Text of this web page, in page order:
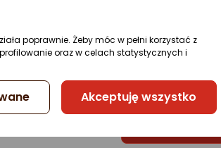
Sprzedaje i wysyła
5 propozycjiod 97,52 zł
poprawnie. Żeby móc w pełni korzystać z
oraz w celach statystycznych i
Akceptuję wszystko